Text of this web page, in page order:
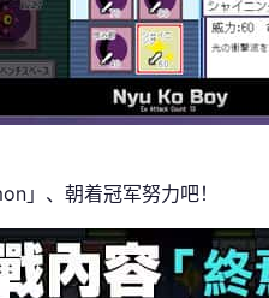
」、朝着冠军努力吧！